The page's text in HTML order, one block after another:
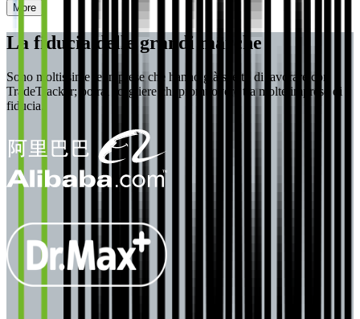
More
La fiducia delle grandi marche
Sono moltissime le imprese che hanno già scelto di lavorare con
TradeTracker; potrai scegliere chi promuovere tra molte imprese di
fiducia.